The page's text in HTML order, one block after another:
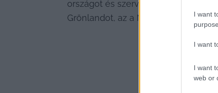
I want
I want
I want
web or
országot és szervezeteket
Grönlandot, az a NATO végét